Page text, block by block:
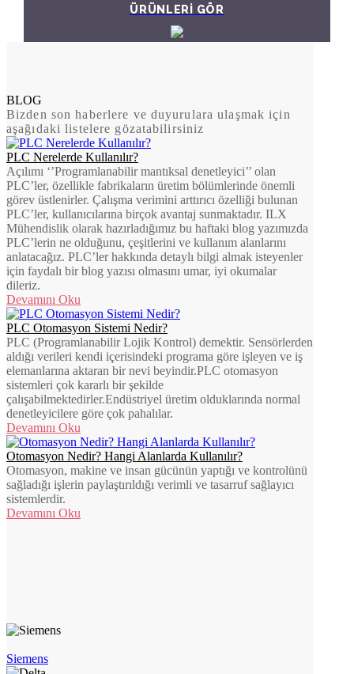
ÜRÜNLERİ GÖR
BLOG
Bizden son haberlere ve duyurulara ulaşmak için
aşağıdaki listelere gözatabilirsiniz
PLC Nerelerde Kullanılır?
Açılımı ‘’Programlanabilir mantıksal denetleyici’’ olan
PLC’ler, özellikle fabrikaların üretim bölümlerinde önemli
görev üstlenirler. Çalışma verimini arttırıcı özelliği bulunan
PLC’ler, kullanıcılarına birçok avantaj sunmaktadır. ILX
Mühendislik olarak hazırladığımız bu haftaki blog yazımızda
PLC’lerin ne olduğunu, çeşitlerini ve kullanım alanlarını
anlatacağız. PLC’ler hakkında detaylı bilgi almak isteyenler
için faydalı bir blog yazısı olmasını umar, iyi okumalar
dileriz.
Devamını Oku
PLC Otomasyon Sistemi Nedir?
PLC (Programlanabilir Lojik Kontrol) demektir. Sensörlerden
aldığı verileri kendi içerisindeki programa göre işleyen ve iş
elemanlarına aktaran bir nevi beyindir.PLC otomasyon
sistemleri çok kararlı bir şekilde
çalışabilmektedirler.Endüstriyel üretim olduklarında normal
denetleyicilere göre çok pahalılar.
Devamını Oku
Otomasyon Nedir? Hangi Alanlarda Kullanılır?
Otomasyon, makine ve insan gücünün yaptığı ve kontrolünü
sağladığı işlerin paylaştırıldığı verimli ve tasarruf sağlayıcı
sistemlerdir.
Devamını Oku
Siemens